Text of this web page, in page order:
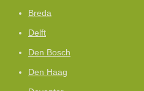
Breda
Delft
Den Bosch
Den Haag